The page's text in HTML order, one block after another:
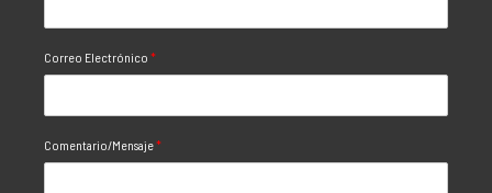
Correo Electrónico *
Comentario/Mensaje*